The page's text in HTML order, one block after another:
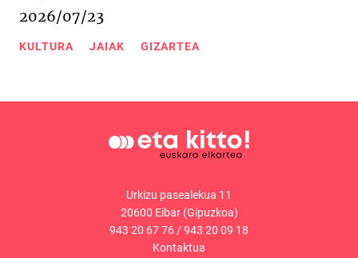
2026/07/23
KULTURA JAIAK GIZARTEA
Urkizu pasealekua 11
20600 Eibar (Gipuzkoa)
943 20 67 76/943 20 09 18
Kontaktua